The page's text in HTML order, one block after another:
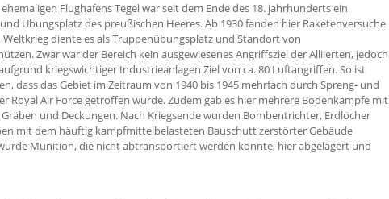
ehemaligen Flughafens Tegel war seit dem Ende des 18. jahrhunderts ein
Übungsplatz des preußischen Heeres. Ab 1930 fanden hier Raketenversuche
diente es als Truppenübungsplatz und Standort von
Zwar war der Bereich kein ausgewiesenes Angriffsziel der Alliierten, jedoch
kriegswichtiger Industrieanlagen Ziel von ca. 80 Luftangriffen. So ist
dass das Gebiet im Zeitraum von 1940 bis 1945 mehrfach durch Spreng- und
Royal Air Force getroffen wurde. Zudem gab es hier mehrere Bodenkämpfe mit
und Deckungen. Nach Kriegsende wurden Bombentrichter, Erdlöcher
mit dem häuftig kampfmittelbelasteten Bauschutt zerstörter Gebäude
Munition, die nicht abtransportiert werden konnte, hier abgelagert und